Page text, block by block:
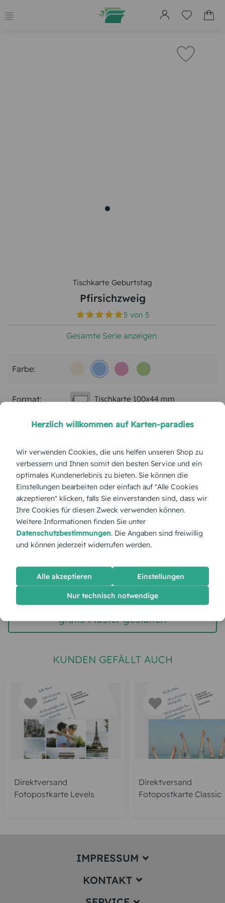
Tischkarte Geburtstag
Pfirsichzweig
5 von 5
Gesamte Serie anzeigen
Farbe:
Format: Tischkarte 100x44 mm
Papierart: Bilderdruck
Menge:
Stückpreis: 1,40 €
Gesamtpreis: 35,00 € Inkl. MwSt. zzgl. Versand
jetzt gestalten
gratis Muster gestalten
KUNDEN GEFÄLLT AUCH
Direktversand
Fotopostkarte Levels
Direktversand
Fotopostkarte Classic
IMPRESSUM
Impressum
KONTAKT
Herzlich willkommen auf Karten-paradies
Wir verwenden Cookies, die uns helfen unseren Shop zu
verbessern und Ihnen somit den besten Service und ein
optimales Kundenerlebnis zu bieten. Sie können die
Einstellungen bearbeiten oder einfach auf "Alle Cookies
akzeptieren" klicken, falls Sie einverstanden sind, dass wir
Ihre Cookies für diesen Zweck verwenden können.
Weitere Informationen finden Sie unter
Datenschutzbestimmungen. Die Angaben sind freiwillig
und können jederzeit widerrufen werden.
Alle akzeptieren Einstellungen
Nur technisch notwendige